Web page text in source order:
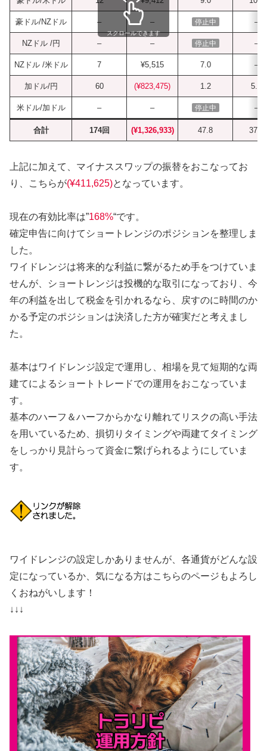
豪ドル/NZドル – – 停止中 –
NZドル /円 – – 停止中 –
NZドル /米ドル 7 ¥5,515 7.0 –
加ドル/円 60 (¥823,475) 1.2 5.0
米ドル/加ドル – – 停止中 –
合計 174回 (¥1,326,933) 47.8 37.3
スクロールできます
上記に加えて、マイナススワップの振替をおこなってお
り、こちらが(¥411,625)となっています。
現在の有効比率は”168%“です。
確定申告に向けてショートレンジのポジションを整理しま
した。
ワイドレンジは将来的な利益に繋がるため手をつけていま
せんが、ショートレンジは投機的な取引になっており、今
年の利益を出して税金を引かれるなら、戻すのに時間のか
かる予定のポジションは決済した方が確実だと考えまし
た。
基本はワイドレンジ設定で運用し、相場を見て短期的な両
建てによるショートトレードでの運用をおこなっていま
す。
基本のハーフ＆ハーフからかなり離れてリスクの高い手法
を用いているため、損切りタイミングや両建てタイミング
をしっかり見計らって資金に繋げられるようにしていま
す。
ワイドレンジの設定しかありませんが、各通貨がどんな設
定になっているか、気になる方はこちらのページもよろし
くおねがいします！
↓↓↓